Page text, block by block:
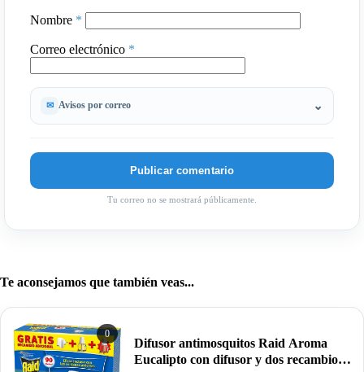
Nombre *
Correo electrónico *
Avisos por correo
Tu correo no se mostrará públicamente.
Te aconsejamos que también veas...
0
Difusor antimosquitos Raid Aroma
Eucalipto con difusor y dos recambios